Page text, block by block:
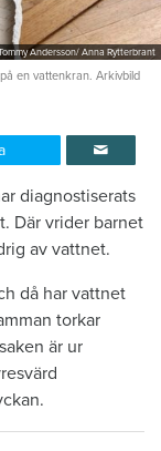
Andersson/ Anna Rytterbrant
en vattenkran. Arkivbild
diagnostiserats
Där vrider barnet
av vattnet.
då har vattnet
torkar
är ur